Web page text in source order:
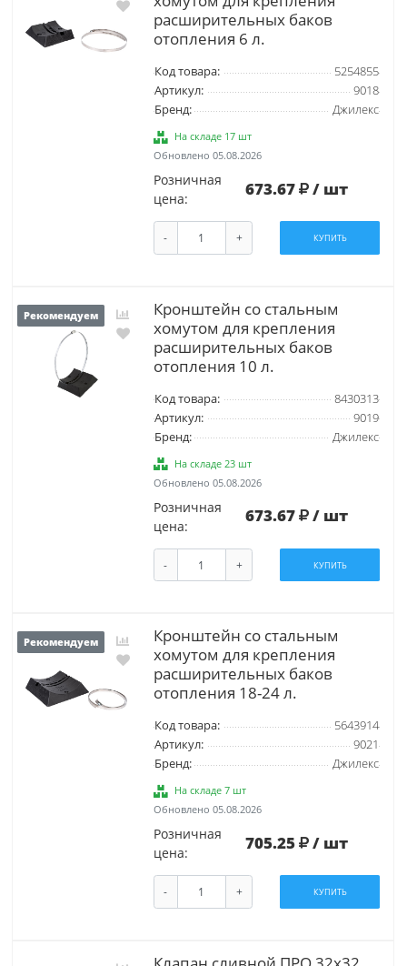
расширительных баков
отопления 6 л.
Код товара:
5254855
Артикул:
9018
Бренд:
Джилекс
На складе 17 шт
Обновлено 05.08.2026
Розничная
цена:
673.67 / шт
- + КУПИТЬ
Рекомендуем
Кронштейн со стальным
хомутом для крепления
расширительных баков
отопления 10 л.
Код товара:
8430313
Артикул:
9019
Бренд:
Джилекс
На складе 23 шт
Обновлено 05.08.2026
Розничная
цена:
673.67 / шт
- + КУПИТЬ
Рекомендуем
Кронштейн со стальным
хомутом для крепления
расширительных баков
отопления 18-24 л.
Код товара:
5643914
Артикул:
9021
Бренд:
Джилекс
На складе 7 шт
Обновлено 05.08.2026
Розничная
цена:
705.25 / шт
- + КУПИТЬ